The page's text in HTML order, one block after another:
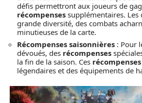
défis permettront aux joueurs de
récompenses supplémentaires. Les
grande diversité, des combats
minutieuses de la carte.
Récompenses saisonnières : Pour
dévoués, des récompenses
la fin de la saison. Ces récompenses
légendaires et des équipements de